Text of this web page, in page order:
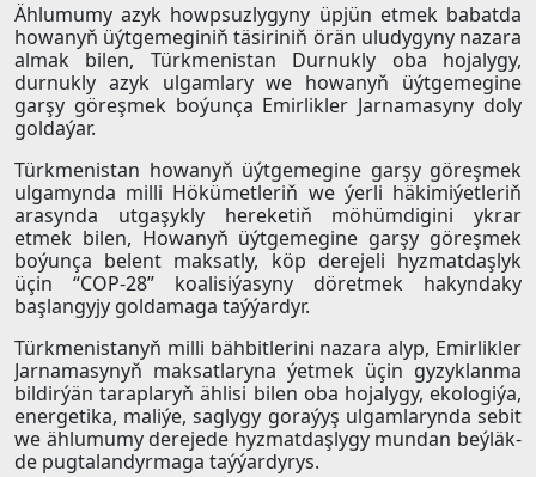
Ählumumy azyk howpsuzlygyny üpjün etmek babatda
howanyň üýtgemeginiň täsiriniň örän uludygyny nazara
almak bilen, Türkmenistan Durnukly oba hojalygy,
durnukly azyk ulgamlary we howanyň üýtgemegine
garşy göreşmek boýunça Emirlikler Jarnamasyny doly
goldaýar.
Türkmenistan howanyň üýtgemegine garşy göreşmek
ulgamynda milli Hökümetleriň we ýerli häkimiýetleriň
arasynda utgaşykly hereketiň möhümdigini ykrar
etmek bilen, Howanyň üýtgemegine garşy göreşmek
boýunça belent maksatly, köp derejeli hyzmatdaşlyk
üçin “СOP-28” koalisiýasyny döretmek hakyndaky
başlangyjy goldamaga taýýardyr.
Türkmenistanyň milli bähbitlerini nazara alyp, Emirlikler
Jarnamasynyň maksatlaryna ýetmek üçin gyzyklanma
bildirýän taraplaryň ählisi bilen oba hojalygy, ekologiýa,
energetika, maliýe, saglygy goraýyş ulgamlarynda sebit
we ählumumy derejede hyzmatdaşlygy mundan beýläk-
de pugtalandyrmaga taýýardyrys.